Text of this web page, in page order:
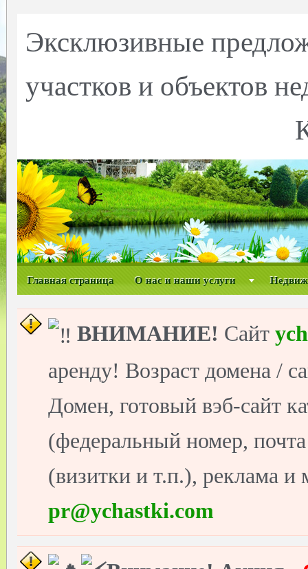
Эксклюзивные
участков и объектов
Главная страница О нас и наши услуги
ВНИМАНИЕ! Сайт
аренду! Возраст домена /
Домен, готовый вэб-сайт
(федеральный номер,
(визитки и т.п.), реклама и
pr@ychastki.com